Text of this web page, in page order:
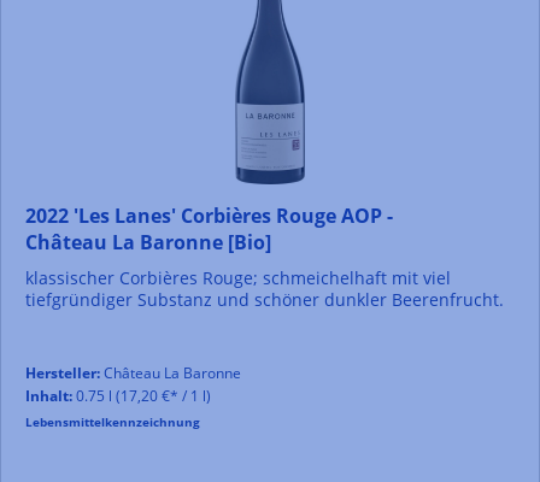
2022 'Les Lanes' Corbières Rouge AOP -
Château La Baronne [Bio]
klassischer Corbières Rouge; schmeichelhaft mit viel
tiefgründiger Substanz und schöner dunkler Beerenfrucht.
Hersteller:Château La Baronne
Inhalt:0.75 l (17,20 €* / 1 l)
Lebensmittelkennzeichnung